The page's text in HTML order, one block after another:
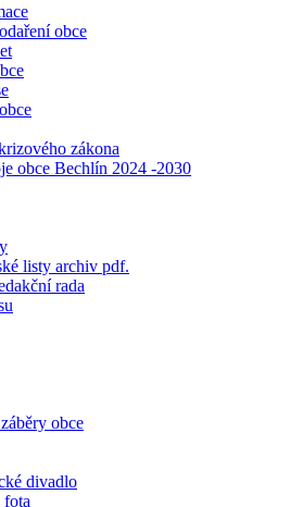
obce
zákona
obce Bechlín 2024 -2030
listy archiv pdf.
rada
obce
divadlo
fota